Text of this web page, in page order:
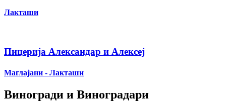
Лакташи
Пицерија Александар и Алексеј
Маглајани - Лакташи
Виногради и Виноградари